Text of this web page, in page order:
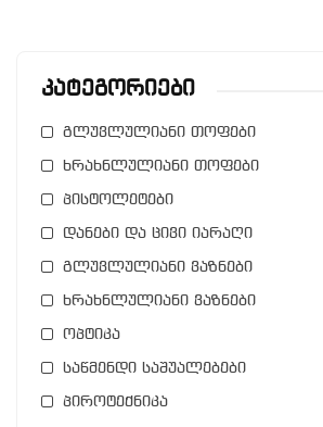
Კატეგორიები
გლუვლულიანი თოფები
ხრახნლულიანი თოფები
პისტოლეტები
დანები და ცივი იარაღი
გლუვლულიანი ვაზნები
ხრახნლულიანი ვაზნები
ოპტიკა
საწმენდი საშუალებები
პიროტექნიკა